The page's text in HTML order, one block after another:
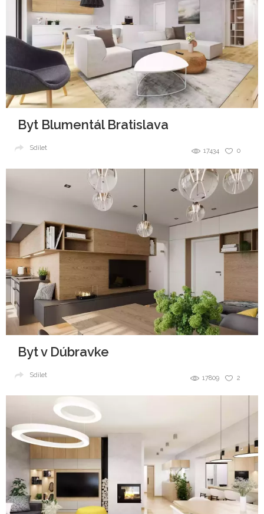
Byt Blumentál Bratislava
0
17434
Sdílet
Byt v Dúbravke
2
17809
Sdílet